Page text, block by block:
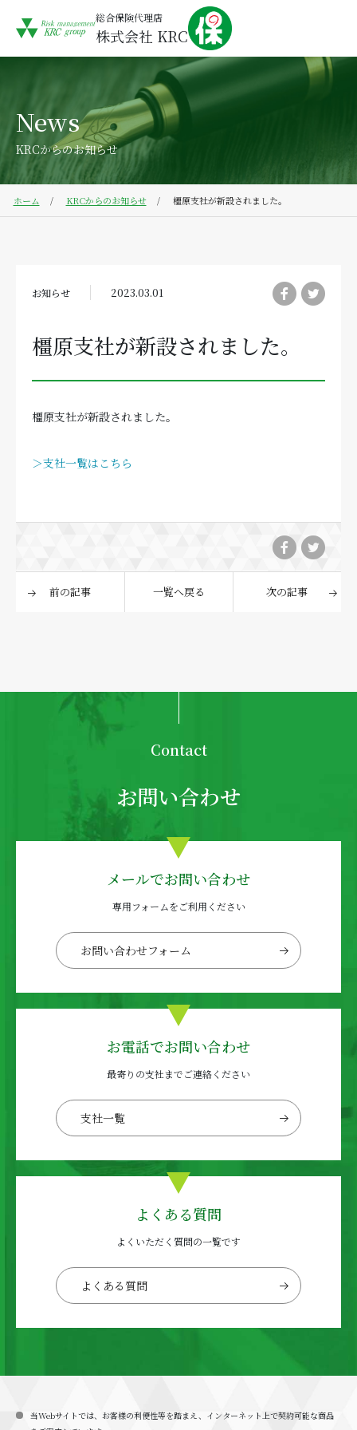
総合保険代理店
株式会社 KRC
News
KRCからのお知らせ
ホーム KRCからのお知らせ 橿原支社が新設されました。
お知らせ 2023.03.01
橿原支社が新設されました。
橿原支社が新設されました。
＞支社一覧はこちら
前の記事 一覧へ戻る 次の記事
Contact
お問い合わせ
メールでお問い合わせ
専用フォームをご利用ください
お問い合わせフォーム
お電話でお問い合わせ
最寄りの支社までご連絡ください
支社一覧
よくある質問
よくいただく質問の一覧です
よくある質問
当Webサイトでは、お客様の利便性等を踏まえ、インターネット上で契約可能な商品